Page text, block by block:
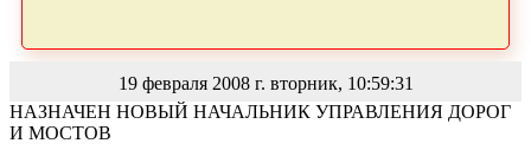
19 февраля 2008 г. вторник, 10:59:31
НАЗНАЧЕН НОВЫЙ НАЧАЛЬНИК УПРАВЛЕНИЯ ДОРОГ
И МОСТОВ